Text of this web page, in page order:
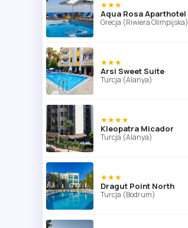
★★★
Aqua Rosa Aparthotel
Grecja (Riwiera Olimpijska)
★★★
Arsi Sweet Suite
Turcja (Alanya)
★★★★
Kleopatra Micador
Turcja (Alanya)
★★★
Dragut Point North
Turcja (Bodrum)